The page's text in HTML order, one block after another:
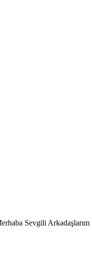
Sevgili Arkadaşlarım